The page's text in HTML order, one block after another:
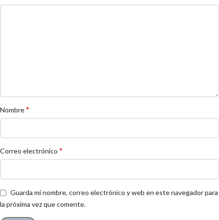
Nombre*
Correo electrónico *
Guarda mi nombre, correo electrónico y web en este navegador para
la próxima vez que comente.